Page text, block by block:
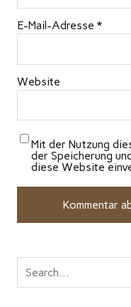
E-Mail-Adresse *
Website
Mit der Nutzung
der Speicherung
diese Website